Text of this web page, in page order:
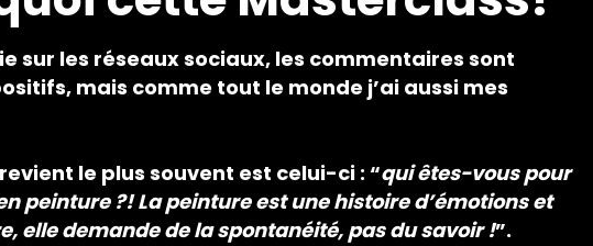
sur les réseaux sociaux, les commentaires sont
mais comme tout le monde j’ai aussi mes
le plus souvent est celui-ci : “qui êtes-vous pour
peinture ?! La peinture est une histoire d’émotions et
elle demande de la spontanéité, pas du savoir !”.